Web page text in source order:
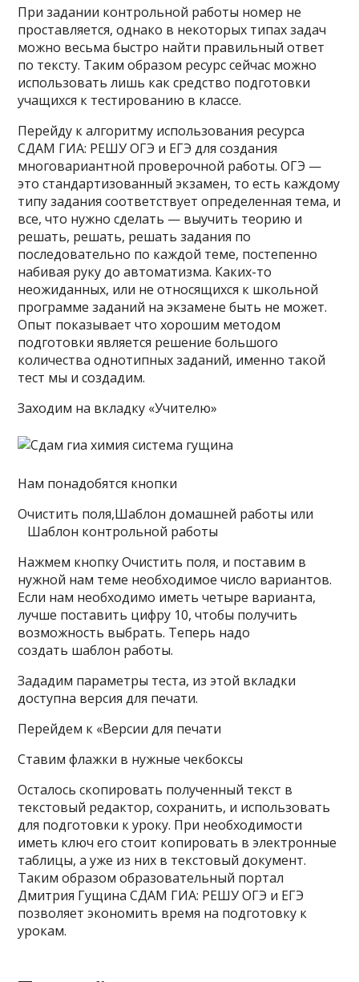
При задании контрольной работы номер не
проставляется, однако в некоторых типах задач
можно весьма быстро найти правильный ответ
по тексту. Таким образом ресурс сейчас можно
использовать лишь как средство подготовки
учащихся к тестированию в классе.
Перейду к алгоритму использования ресурса
СДАМ ГИА: РЕШУ ОГЭ и ЕГЭ для создания
многовариантной проверочной работы. ОГЭ —
это стандартизованный экзамен, то есть каждому
типу задания соответствует определенная тема, и
все, что нужно сделать — выучить теорию и
решать, решать, решать задания по
последовательно по каждой теме, постепенно
набивая руку до автоматизма. Каких-то
неожиданных, или не относящихся к школьной
программе заданий на экзамене быть не может.
Опыт показывает что хорошим методом
подготовки является решение большого
количества однотипных заданий, именно такой
тест мы и создадим.
Заходим на вкладку «Учителю»
Нам понадобятся кнопки
Очистить поля,Шаблон домашней работы или
Шаблон контрольной работы
Нажмем кнопку Очистить поля, и поставим в
нужной нам теме необходимое число вариантов.
Если нам необходимо иметь четыре варианта,
лучше поставить цифру 10, чтобы получить
возможность выбрать. Теперь надо
создать шаблон работы.
Зададим параметры теста, из этой вкладки
доступна версия для печати.
Перейдем к «Версии для печати
Ставим флажки в нужные чекбоксы
Осталось скопировать полученный текст в
текстовый редактор, сохранить, и использовать
для подготовки к уроку. При необходимости
иметь ключ его стоит копировать в электронные
таблицы, а уже из них в текстовый документ.
Таким образом образовательный портал
Дмитрия Гущина СДАМ ГИА: РЕШУ ОГЭ и ЕГЭ
позволяет экономить время на подготовку к
урокам.